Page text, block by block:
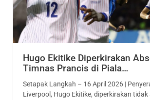
Hugo Ekitike Diperkirakan
Timnas Prancis di Piala…
Setapak Langkah – 16 April 2026 |
Liverpool, Hugo Ekitike, diperkirakan tidak